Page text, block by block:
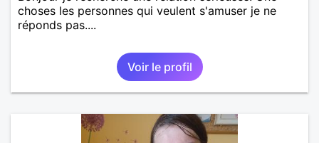
choses les personnes qui veulent s'amuser je ne
réponds pas....
Voir le profil